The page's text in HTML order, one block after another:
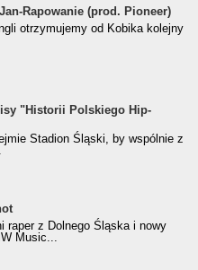
(prod. Pioneer)
Rapowanie (prod. Pioneer)
otrzymujemy od Kobika kolejny
Polskiego Hip-
"Historii Polskiego Hip-
Stadion Śląski, by wspólnie z
raper z Dolnego Śląska i nowy
Music...